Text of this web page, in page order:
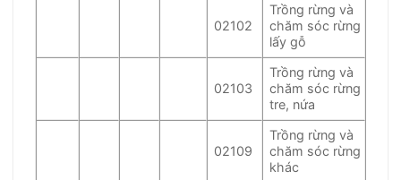
02102
Trồng rừng và
chăm sóc rừng
lấy gỗ
02103
Trồng rừng và
chăm sóc rừng
tre, nứa
02109
Trồng rừng và
chăm sóc rừng
khác